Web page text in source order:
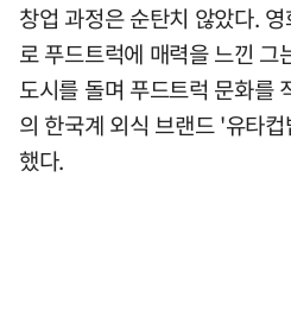
창업 과정은 순탄치 않았다.
로 푸드트럭에 매력을 느낀
도시를 돌며 푸드트럭 문화를
의 한국계 외식 브랜드 '유타
했다.